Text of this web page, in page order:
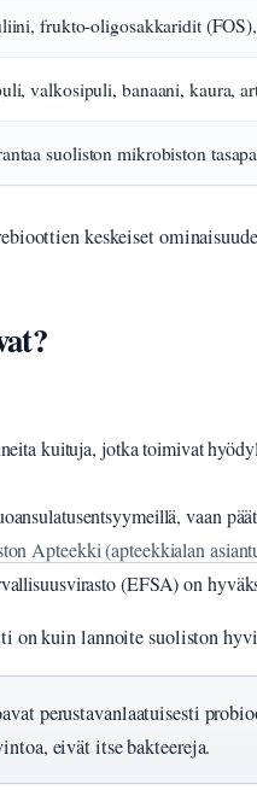
frukto-oligosakkaridit
valkosipuli, banaani, kaura,
suoliston mikrobiston
keskeiset
kuituja, jotka toimivat
vaan
Apteekki (apteekkialan
(EFSA) on
on kuin lannoite suoliston
perustavanlaatuisesti
eivät itse bakteereja.